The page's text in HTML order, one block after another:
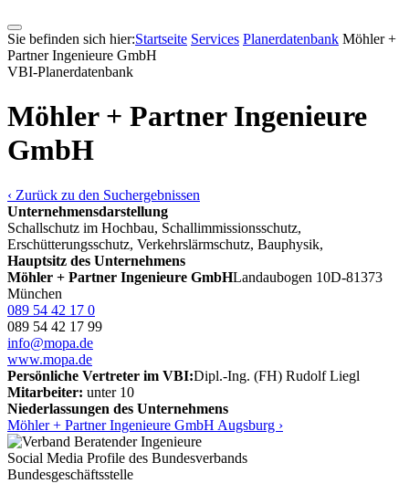
Sie befinden sich hier:Startseite Services Pla­ner­daten­bank Möhler +
Partner Ingenieure GmbH
VBI-Pla­ner­daten­bank
Möhler + Partner Ingenieure
GmbH
‹ Zurück zu den Suchergebnissen
Unternehmensdarstellung
Schallschutz im Hochbau, Schallimmissionsschutz,
Erschütterungsschutz, Verkehrslärmschutz, Bauphysik,
Hauptsitz des Unternehmens
Möhler + Partner Ingenieure GmbHLandaubogen 10D-81373
München
089 54 42 17 0
089 54 42 17 99
info@mopa.de
www.mopa.de
Persönliche Vertreter im VBI:Dipl.-Ing. (FH) Rudolf Liegl
Mitarbeiter: unter 10
Niederlassungen des Unternehmens
Möhler + Partner Ingenieure GmbH Augsburg ›
Social Media Profile des Bundesverbands
Bundesgeschäftsstelle